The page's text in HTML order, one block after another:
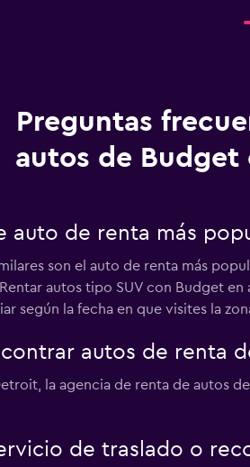
Preguntas
autos de
auto de renta más
son el auto de renta más
autos tipo SUV con Budget
según la fecha en que visites la
autos de renta
la agencia de renta de autos
de traslado o